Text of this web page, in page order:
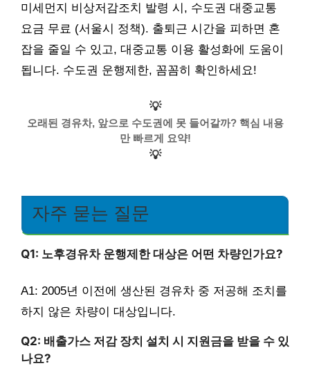
미세먼지 비상저감조치 발령 시, 수도권 대중교통
요금 무료 (서울시 정책). 출퇴근 시간을 피하면 혼
잡을 줄일 수 있고, 대중교통 이용 활성화에 도움이
됩니다. 수도권 운행제한, 꼼꼼히 확인하세요!
💡
오래된 경유차, 앞으로 수도권에 못 들어갈까? 핵심 내용
만 빠르게 요약!
💡
자주 묻는 질문
Q1: 노후경유차 운행제한 대상은 어떤 차량인가요?
A1: 2005년 이전에 생산된 경유차 중 저공해 조치를
하지 않은 차량이 대상입니다.
Q2: 배출가스 저감 장치 설치 시 지원금을 받을 수 있
나요?